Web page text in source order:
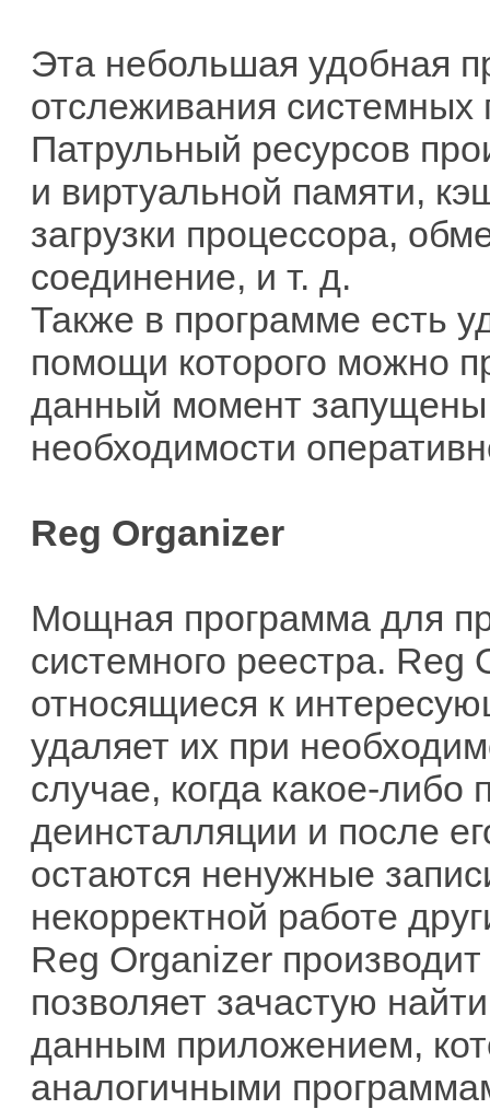
Эта небольшая удобная
отслеживания
Патрульный ресурсов
и виртуальной памяти,
загрузки процессора,
соединение, и т. д.
Также в программе есть
помощи которого можно
данный момент
необходимости
Reg Organizer
Мощная программа для
системного реестра.
относящиеся к
удаляет их при
случае, когда какое-
деинсталляции и после
остаются ненужные
некорректной работе
Reg Organizer
позволяет зачастую
данным приложением,
аналогичными